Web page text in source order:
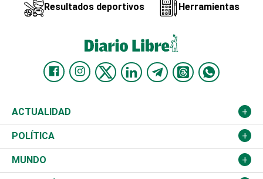
Resultados deportivos Herramientas
ACTUALIDAD
Nacional
Ciudad
POLÍTICA
Partidos
MUNDO